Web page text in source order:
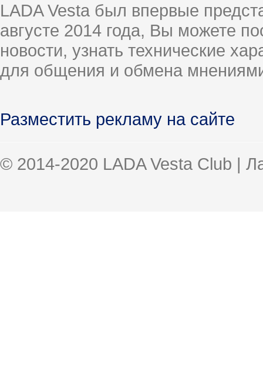
LADA Vesta был впервые
августе 2014 года, Вы можете
новости, узнать технические
для общения и обмена
Разместить рекламу на сайте
© 2014-2020 LADA Vesta Club |